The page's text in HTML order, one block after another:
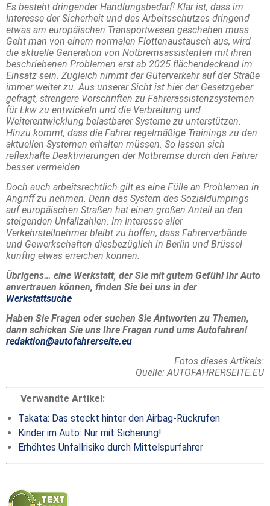
Es besteht dringender Handlungsbedarf! Klar ist, dass im
Interesse der Sicherheit und des Arbeitsschutzes dringend
etwas am europäischen Transportwesen geschehen muss.
Geht man von einem normalen Flottenaustausch aus, wird
die aktuelle Generation von Notbremsassistenten mit ihren
beschriebenen Problemen erst ab 2025 flächendeckend im
Einsatz sein. Zugleich nimmt der Güterverkehr auf der Straße
immer weiter zu. Aus unserer Sicht ist hier der Gesetzgeber
gefragt, strengere Vorschriften zu Fahrerassistenzsystemen
für Lkw zu entwickeln und die Verbreitung und
Weiterentwicklung belastbarer Systeme zu unterstützen.
Hinzu kommt, dass die Fahrer regelmäßige Trainings zu den
aktuellen Systemen erhalten müssen. So lassen sich
reflexhafte Deaktivierungen der Notbremse durch den Fahrer
besser vermeiden.
Doch auch arbeitsrechtlich gilt es eine Fülle an Problemen in
Angriff zu nehmen. Denn das System des Sozialdumpings
auf europäischen Straßen hat einen großen Anteil an den
steigenden Unfallzahlen. Im Interesse aller
Verkehrsteilnehmer bleibt zu hoffen, dass Fahrerverbände
und Gewerkschaften diesbezüglich in Berlin und Brüssel
künftig etwas erreichen können.
Übrigens… eine Werkstatt, der Sie mit gutem Gefühl Ihr Auto
anvertrauen können, finden Sie bei uns in der
Werkstattsuche
Haben Sie Fragen oder suchen Sie Antworten zu Themen,
dann schicken Sie uns Ihre Fragen rund ums Autofahren!
redaktion@autofahrerseite.eu
Fotos dieses Artikels:
Quelle: AUTOFAHRERSEITE.EU
Verwandte Artikel:
Takata: Das steckt hinter den Airbag-Rückrufen
Kinder im Auto: Nur mit Sicherung!
Erhöhtes Unfallrisiko durch Mittelspurfahrer